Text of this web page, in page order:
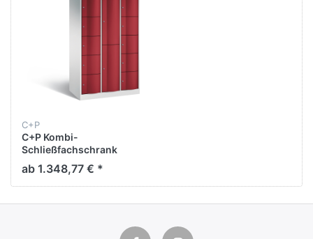
C+P
C+P Kombi-
Schließfachschrank
Resisto,
H1950xB1148xT640mm
ab 1.348,77 € *